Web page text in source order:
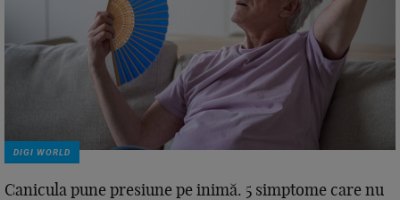
DIGI WORLD
Canicula pune presiune pe inimă. 5 simptome care nu